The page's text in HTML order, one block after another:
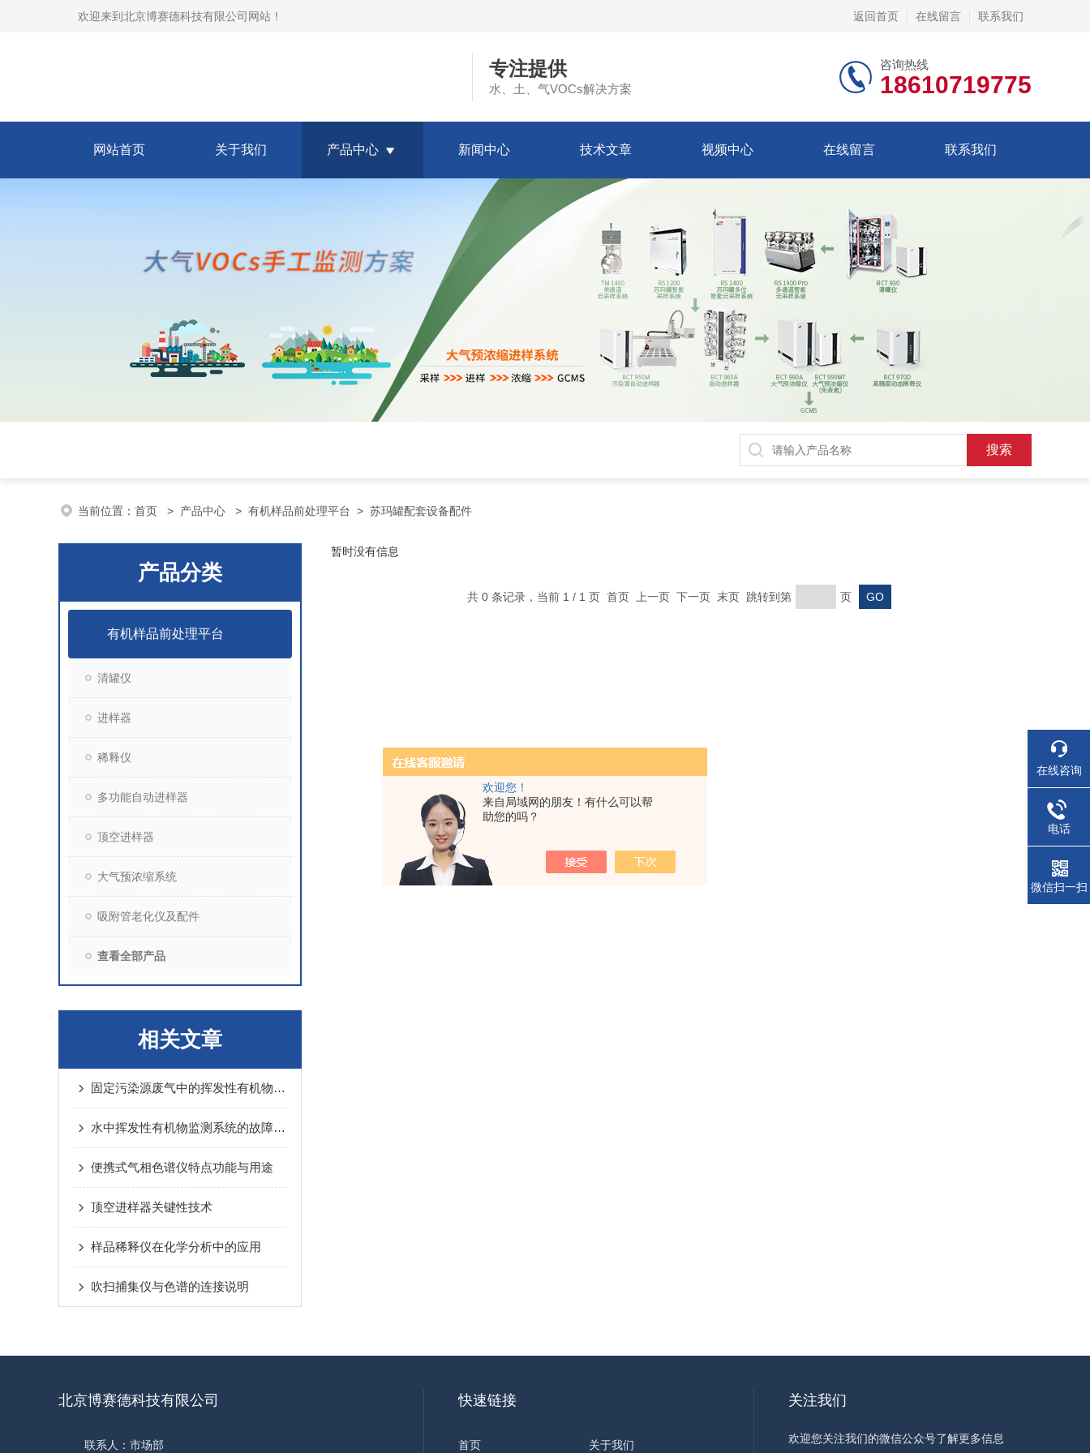
欢迎您！
来自局域网的朋友！有什么可以帮
助您的吗？
欢迎来到 北京博赛德科技有限公司网站 ！ 返回首页 在线留言 联系我们
专注提供
水、土、气VOCs解决方案
咨询热线
18610719775
网站首页 关于我们 产品中心 新闻中心 技术文章 视频中心 在线留言 联系我们
当前位置： 首页 > 产品中心 > 有机样品前处理平台 > 苏玛罐配套设备配件
产品分类
有机样品前处理平台
清罐仪
进样器
稀释仪
多功能自动进样器
顶空进样器
大气预浓缩系统
吸附管老化仪及配件
查看全部产品
相关文章
固定污染源废气中的挥发性有机物现场测试方案-（下）-北京博赛德
水中挥发性有机物监测系统的故障排除方式
便携式气相色谱仪特点功能与用途
顶空进样器关键性技术
样品稀释仪在化学分析中的应用
吹扫捕集仪与色谱的连接说明
暂时没有信息
共 0 条记录，当前 1 / 1 页 首页 上一页 下一页 末页 跳转到第 页
北京博赛德科技有限公司
联系人：市场部
快速链接
首页 关于我们
关注我们
欢迎您关注我们的微信公众号了解更多信息
在线咨询
电话
微信扫一扫